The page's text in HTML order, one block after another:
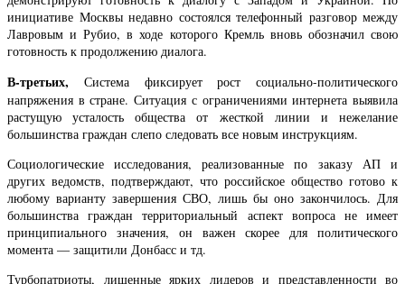
инициативе Москвы недавно состоялся телефонный разговор между
Лавровым и Рубио, в ходе которого Кремль вновь обозначил свою
готовность к продолжению диалога.
В-третьих, Система фиксирует рост социально-политического
напряжения в стране. Ситуация с ограничениями интернета выявила
растущую усталость общества от жесткой линии и нежелание
большинства граждан слепо следовать все новым инструкциям.
Социологические исследования, реализованные по заказу АП и
других ведомств, подтверждают, что российское общество готово к
любому варианту завершения СВО, лишь бы оно закончилось. Для
большинства граждан территориальный аспект вопроса не имеет
принципиального значения, он важен скорее для политического
момента — защитили Донбасс и тд.
Турбопатриоты, лишенные ярких лидеров и представленности во